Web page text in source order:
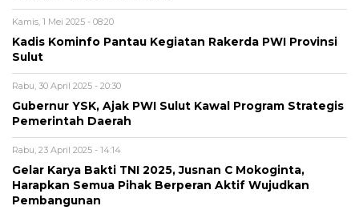
Kamis, 1 Mei 2025 - 08:20
Kadis Kominfo Pantau Kegiatan Rakerda PWI Provinsi
Sulut
Rabu, 30 April 2025 - 20:30
Gubernur YSK, Ajak PWI Sulut Kawal Program Strategis
Pemerintah Daerah
Rabu, 23 April 2025 - 14:14
Gelar Karya Bakti TNI 2025, Jusnan C Mokoginta,
Harapkan Semua Pihak Berperan Aktif Wujudkan
Pembangunan